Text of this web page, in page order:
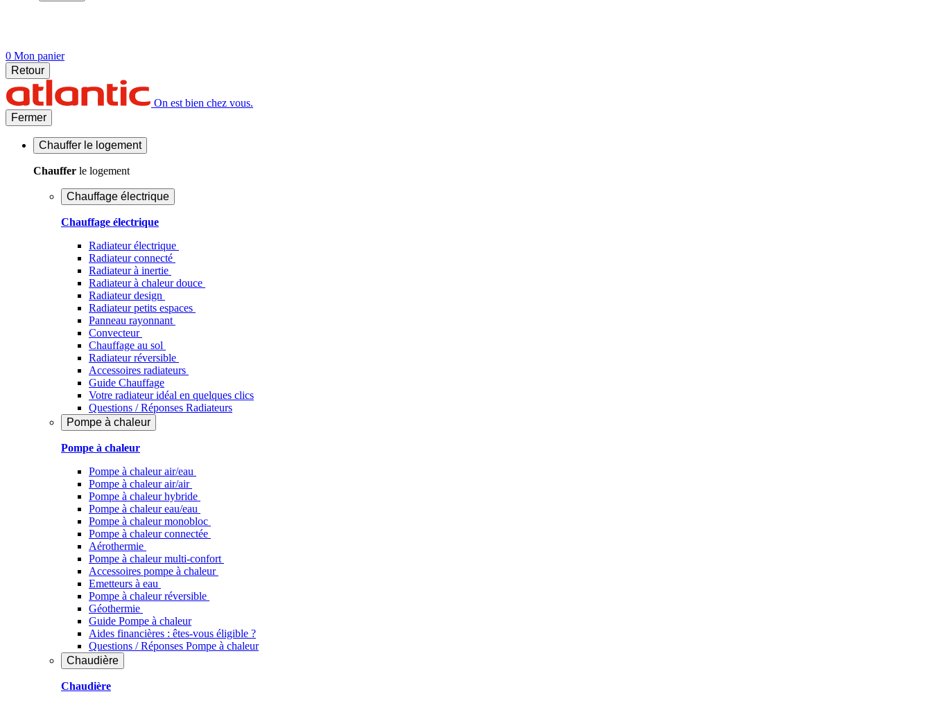
0 Mon panier
Retour
On est bien chez vous.
Fermer
Chauffer le logement
Chauffer le logement
Chauffage électrique
Chauffage électrique
Radiateur électrique
Radiateur connecté
Radiateur à inertie
Radiateur à chaleur douce
Radiateur design
Radiateur petits espaces
Panneau rayonnant
Convecteur
Chauffage au sol
Radiateur réversible
Accessoires radiateurs
Guide Chauffage
Votre radiateur idéal en quelques clics
Questions / Réponses Radiateurs
Pompe à chaleur
Pompe à chaleur
Pompe à chaleur air/eau
Pompe à chaleur air/air
Pompe à chaleur hybride
Pompe à chaleur​ eau/eau
Pompe à chaleur monobloc
Pompe à chaleur connectée
Aérothermie
Pompe à chaleur multi-confort
Accessoires pompe à chaleur
Emetteurs à eau
Pompe à chaleur réversible
Géothermie
Guide Pompe à chaleur
Aides financières : êtes-vous éligible ?
Questions / Réponses Pompe à chaleur
Chaudière
Chaudière